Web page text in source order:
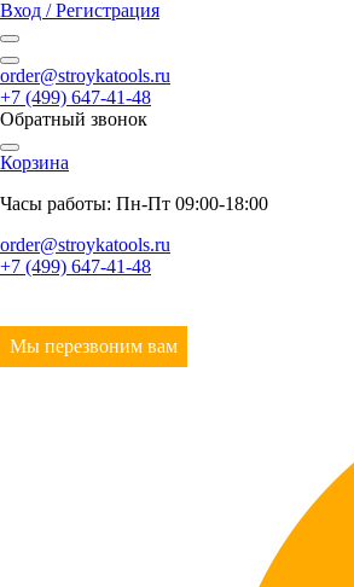
Вход / Регистрация
order@stroykatools.ru
+7 (499) 647-41-48
Обратный звонок
Корзина
Часы работы: Пн-Пт 09:00-18:00
order@stroykatools.ru
+7 (499) 647-41-48
Мы перезвоним вам